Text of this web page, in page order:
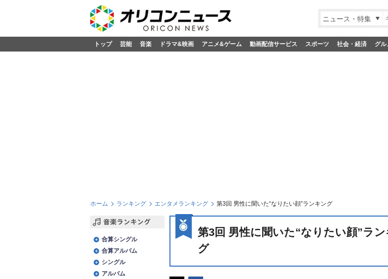
ニュース・特集
トップ 芸能 音楽 ドラマ&映画 アニメ&ゲーム 動画配信サービス スポーツ 社会・経済 グル
ホーム ランキング エンタメランキング 第3回 男性に聞いた“なりたい顔”ランキング
第3回 男性に聞いた“なりたい顔”ラン
グ
合算シングル
合算アルバム
シングル
アルバム